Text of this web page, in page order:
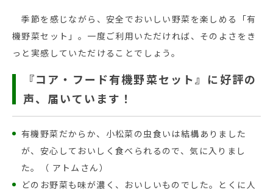
季節を感じながら、安全でおいしい野菜を楽しめる「有
機野菜セット」。一度ご利用いただければ、そのよさをき
っと実感していただけることでしょう。
『コア・フード有機野菜セット』に好評の
声、届いています！
有機野菜だからか、小松菜の虫食いは結構ありました
が、安心しておいしく食べられるので、気に入りまし
た。（ アトムさん）
どのお野菜も味が濃く、おいしいものでした。とくに人